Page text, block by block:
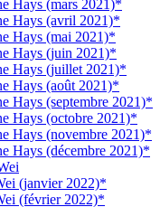
Hays (mars 2021)*
Hays (avril 2021)*
Hays (mai 2021)*
Hays (juin 2021)*
Hays (juillet 2021)*
Hays (août 2021)*
Hays (septembre 2021)*
Hays (octobre 2021)*
Hays (novembre 2021)*
Hays (décembre 2021)*
(janvier 2022)*
(février 2022)*